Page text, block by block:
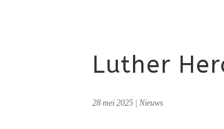
Luther
28 mei 2025 |Nieuws